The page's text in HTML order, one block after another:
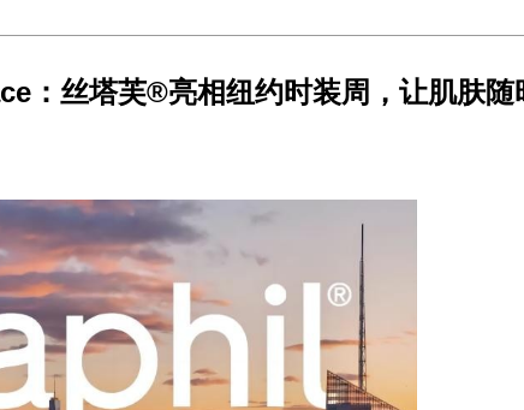
：丝塔芙®亮相纽约时装周，让肌肤随